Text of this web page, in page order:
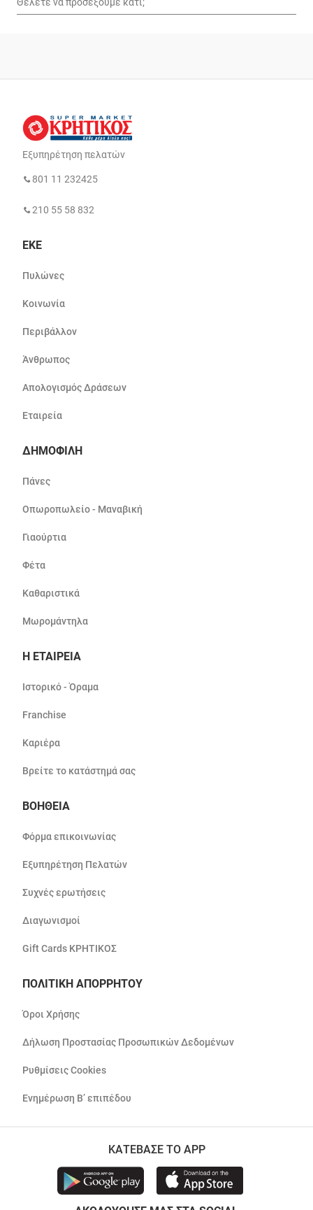
Εξυπηρέτηση πελατών
801 11 232425
210 55 58 832
ΕΚΕ
Πυλώνες
Κοινωνία
Περιβάλλον
Άνθρωπος
Απολογισμός Δράσεων
Εταιρεία
ΔΗΜΟΦΙΛΗ
Πάνες
Οπωροπωλείο - Μαναβική
Γιαούρτια
Φέτα
Καθαριστικά
Μωρομάντηλα
Η ΕΤΑΙΡΕΙΑ
Ιστορικό - Όραμα
Franchise
Καριέρα
Βρείτε το κατάστημά σας
ΒΟΗΘΕΙΑ
Φόρμα επικοινωνίας
Εξυπηρέτηση Πελατών
Συχνές ερωτήσεις
Διαγωνισμοί
Gift Cards ΚΡΗΤΙΚΟΣ
ΠΟΛΙΤΙΚΗ ΑΠΟΡΡΗΤΟΥ
Όροι Χρήσης
Δήλωση Προστασίας Προσωπικών Δεδομένων
Ρυθμίσεις Cookies
Ενημέρωση Β’ επιπέδου
ΚΑΤΕΒΑΣΕ ΤΟ APP